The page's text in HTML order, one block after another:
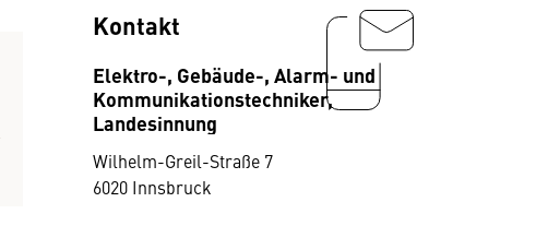
Kontakt
Elektro-, Gebäude-, Alarm- und
Kommunikationstechniker,
Landesinnung
Wilhelm-Greil-Straße 7
6020 Innsbruck